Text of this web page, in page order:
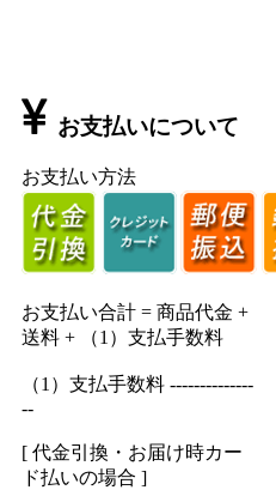
お支払いについて
お支払い方法
お支払い合計 = 商品代金 +
送料 + （1）支払手数料
（1）支払手数料 --------------
--
[ 代金引換・お届け時カー
ド払いの場合 ]